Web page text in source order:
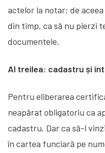
actelor la notar; de
din timp, ca să nu pierzi
documentele.
Al treilea: cadastru și
Pentru eliberarea
neapărat obligatoriu ca
cadastru. Dar ca să-l
în cartea funciară pe